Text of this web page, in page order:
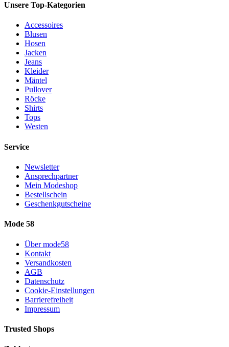
Unsere Top-Kategorien
Accessoires
Blusen
Hosen
Jacken
Jeans
Kleider
Mäntel
Pullover
Röcke
Shirts
Tops
Westen
Service
Newsletter
Ansprechpartner
Mein Modeshop
Bestellschein
Geschenkgutscheine
Mode 58
Über mode58
Kontakt
Versandkosten
AGB
Datenschutz
Cookie-Einstellungen
Barrierefreiheit
Impressum
Trusted Shops